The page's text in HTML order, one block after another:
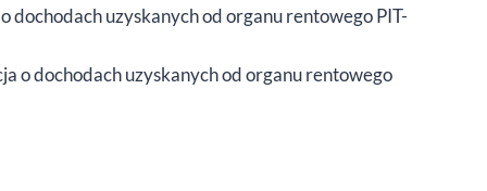
uzyskanych od organu rentowego PIT-
o dochodach uzyskanych od organu rentowego